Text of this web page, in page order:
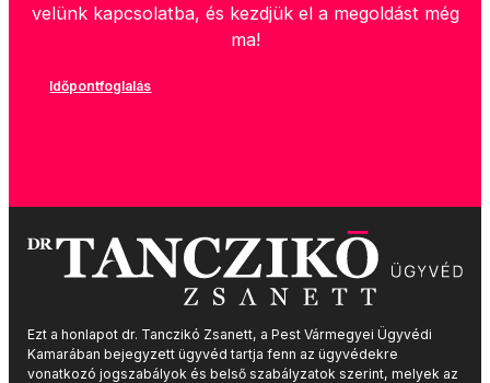
velünk kapcsolatba, és kezdjük el a megoldást még
ma!
Időpontfoglalás
Ezt a honlapot dr. Tanczikó Zsanett, a PestVármegyei Ügyvédi
Kamarában bejegyzett ügyvéd tartja fenn az ügyvédekre
vonatkozó jogszabályok és belső szabályzatok szerint, melyek az